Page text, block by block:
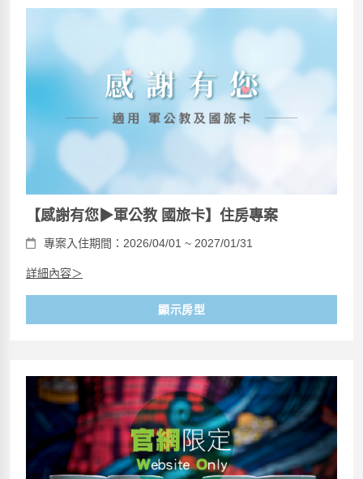
【感謝有您▶軍公教 國旅卡】住房專案
專案入住期間：2026/04/01 ~ 2027/01/31
詳細內容＞
顯示房型